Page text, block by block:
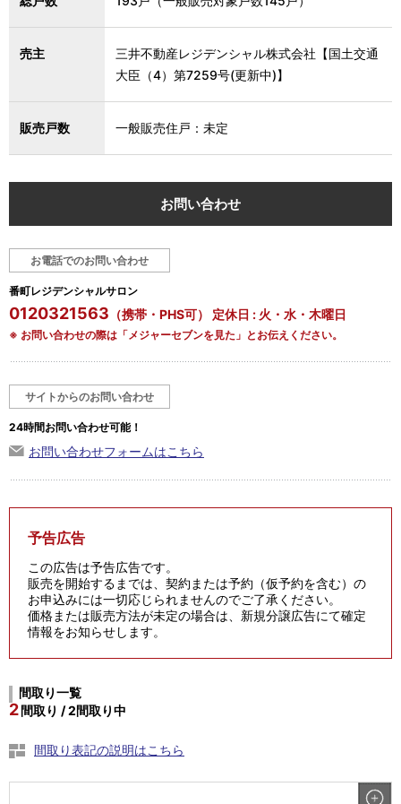
売主
三井不動産レジデンシャル株式会社【国土交通
大臣（4）第7259号(更新中)】
販売戸数 一般販売住戸：未定
お問い合わせ
お電話でのお問い合わせ
番町レジデンシャルサロン
0120321563 （携帯・PHS可） 定休日 : 火・水・木曜日
※ お問い合わせの際は「メジャーセブンを見た」とお伝えください。
サイトからのお問い合わせ
24時間お問い合わせ可能！
お問い合わせフォームはこちら
予告広告
この広告は予告広告です。
販売を開始するまでは、契約または予約（仮予約を含む）の
お申込みには一切応じられませんのでご了承ください。
価格または販売方法が未定の場合は、新規分譲広告にて確定
情報をお知らせします。
間取り一覧
2間取り / 2間取り中
間取り表記の説明はこちら